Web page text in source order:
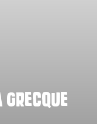
grecque